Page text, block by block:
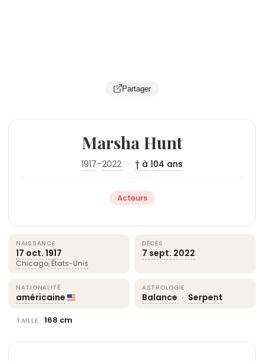
Partager
Marsha Hunt
1917–2022 · † à 104 ans
Acteurs
NAISSANCE
17 oct. 1917
Chicago, États-Unis
DÉCÈS
7 sept. 2022
NATIONALITÉ
américaine
ASTROLOGIE
Balance · Serpent
TAILLE 168 cm